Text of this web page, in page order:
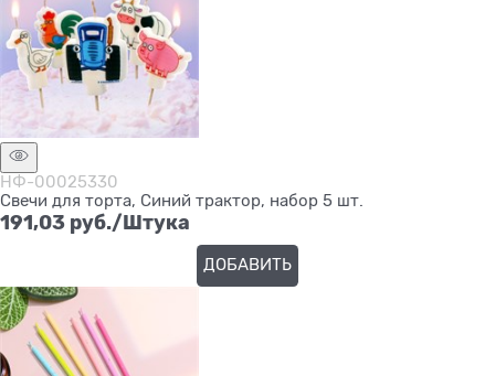
НФ-00025330
Свечи для торта, Синий трактор, набор 5 шт.
191,03 руб./Штука
ДОБАВИТЬ